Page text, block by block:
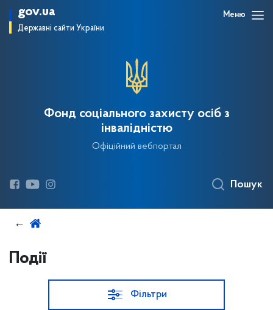
gov.ua
Державні сайти України
Меню
Фонд соціального захисту осіб з
інвалідністю
Офіційний вебпортал
Пошук
Події
Фільтри